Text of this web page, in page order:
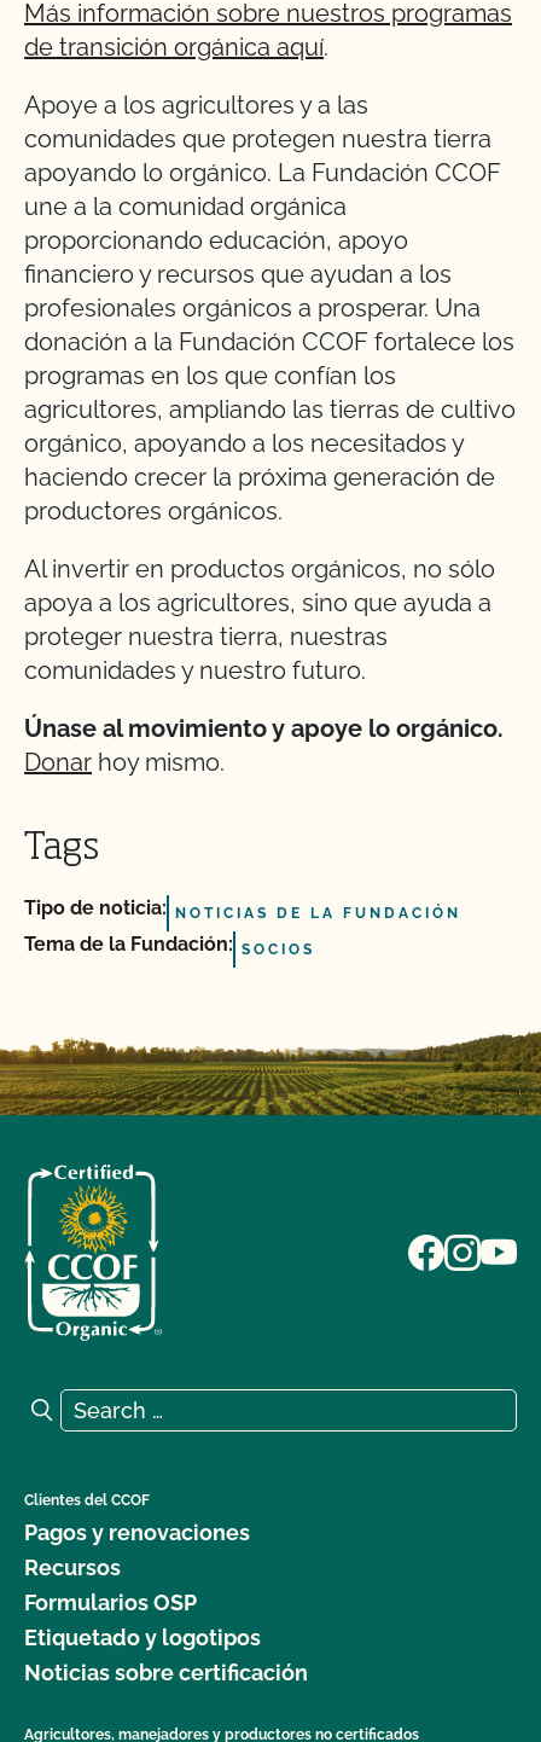
Más información sobre nuestros programas
de transición orgánica aquí.
Apoye a los agricultores y a las
comunidades que protegen nuestra tierra
apoyando lo orgánico. La Fundación CCOF
une a la comunidad orgánica
proporcionando educación, apoyo
financiero y recursos que ayudan a los
profesionales orgánicos a prosperar. Una
donación a la Fundación CCOF fortalece los
programas en los que confían los
agricultores, ampliando las tierras de cultivo
orgánico, apoyando a los necesitados y
haciendo crecer la próxima generación de
productores orgánicos.
Al invertir en productos orgánicos, no sólo
apoya a los agricultores, sino que ayuda a
proteger nuestra tierra, nuestras
comunidades y nuestro futuro.
Únase al movimiento y apoye lo orgánico.
Donar hoy mismo.
Tags
Tipo de noticia: NOTICIAS DE LA FUNDACIÓN
Tema de la Fundación: SOCIOS
Search for:
Search
Clientes del CCOF
Pagos y renovaciones
Recursos
Formularios OSP
Etiquetado y logotipos
Noticias sobre certificación
Agricultores, manejadores y productores no certificados